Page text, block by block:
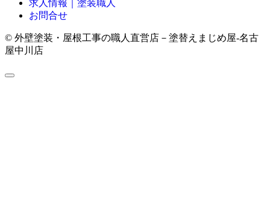
求人情報｜塗装職人
お問合せ
© 外壁塗装・屋根工事の職人直営店－塗替えまじめ屋-名古
屋中川店